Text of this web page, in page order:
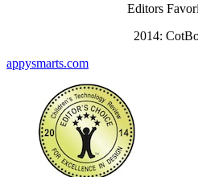
Editors
2014:
appysmarts.com